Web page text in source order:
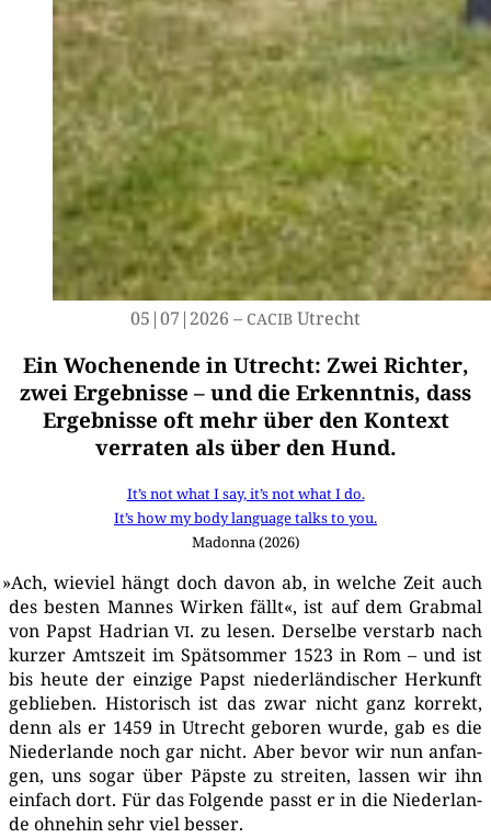
05|07|2026 – CACIB Utrecht
Ein Wochenende in Utrecht: Zwei Richter,
zwei Ergebnisse – und die Erkenntnis, dass
Ergebnisse oft mehr über den Kontext
verraten als über den Hund.
It’s not what I say, it’s not what I do.
It’s how my body lan­guage talks to you.
Madon­na (2026)
»Ach, wie­viel hängt doch davon ab, in wel­che Zeit auch
des bes­ten Man­nes Wir­ken fällt«, ist auf dem Grab­mal
von Papst Hadri­anVI. zu lesen. Der­sel­be ver­starb nach
kur­zer Amts­zeit im Spät­som­mer 1523 in Rom – und ist
bis heu­te der ein­zi­ge Papst nie­der­län­di­scher Her­kunft
geblie­ben. His­to­risch ist das zwar nicht ganz kor­rekt,
denn als er 1459 in Utrecht gebo­ren wur­de, gab es die
Nie­der­lan­de noch gar nicht. Aber bevor wir nun anfan­
gen, uns sogar über Päps­te zu strei­ten, las­sen wir ihn
ein­fach dort. Für das Fol­gen­de passt er in die Nie­der­lan­
de ohne­hin sehr viel besser.